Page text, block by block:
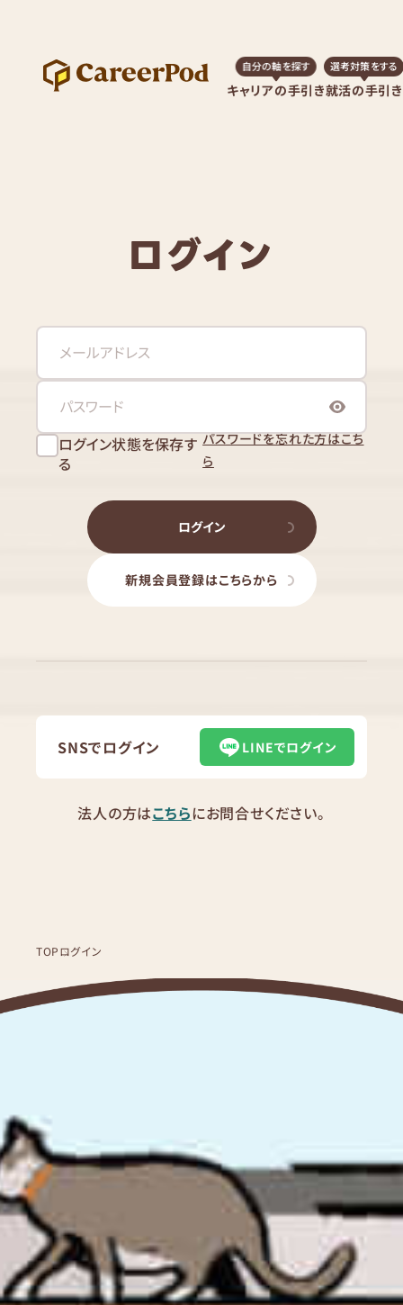
キャリアの手引き
自分の軸を探す
就活の手引き
選考対策をする
ログイン
ログイン状態を保存す
る
パスワードを忘れた方はこち
ら
ログイン
新規会員登録はこちらから
SNSでログイン LINEでログイン
法人の方はこちらにお問合せください。
TOPログイン